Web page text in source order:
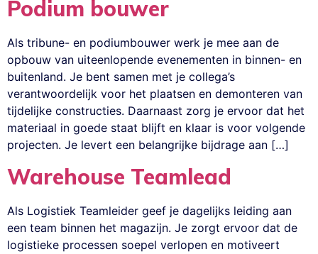
Podium bouwer
Als tribune- en podiumbouwer werk je mee aan de
opbouw van uiteenlopende evenementen in binnen- en
buitenland. Je bent samen met je collega’s
verantwoordelijk voor het plaatsen en demonteren van
tijdelijke constructies. Daarnaast zorg je ervoor dat het
materiaal in goede staat blijft en klaar is voor volgende
projecten. Je levert een belangrijke bijdrage aan […]
Warehouse Teamlead
Als Logistiek Teamleider geef je dagelijks leiding aan
een team binnen het magazijn. Je zorgt ervoor dat de
logistieke processen soepel verlopen en motiveert